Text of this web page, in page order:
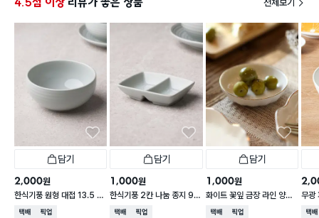
전체보기
담기
2,000원
한식기풍 원형 대접 13.5 c
m
택배배송매장픽업
담기
1,000원
한식기풍 2칸 나눔 종지 9 c
m
택배배송매장픽업
담기
1,000원
화이트 꽃잎 금장 라인 양각
종지 10 cm
택배배송매장픽업
무광
접
택배